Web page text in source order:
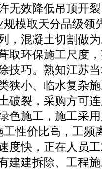
无效降低吊顶开
模取天分品级领
，混凝土切割做
取环保施工尺度
技巧。熟知江苏
狭小、临水复杂
破裂，采购方可
色施工，施工采
性价比高，工频
度快，正在人员
建建拆除、工程